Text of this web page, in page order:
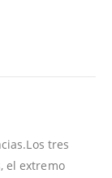
tres
el extremo